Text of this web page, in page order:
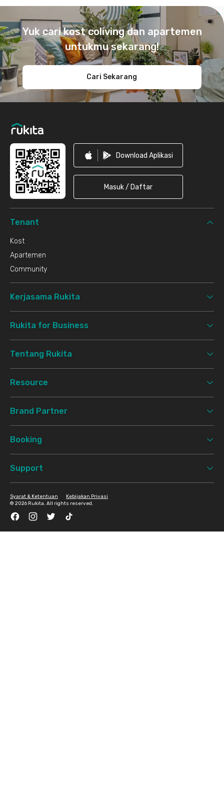
Yuk cari kost coliving dan apartemen
untukmu sekarang!
Cari Sekarang
Download Aplikasi
Masuk / Daftar
Tenant
Kost
Apartemen
Community
Kerjasama Rukita
Rukita for Business
Tentang Rukita
Resource
Brand Partner
Booking
Support
© 2026 Rukita. All rights reserved.
Syarat & Ketentuan Kebijakan Privasi
FacebookInstagramTwitter TikTok